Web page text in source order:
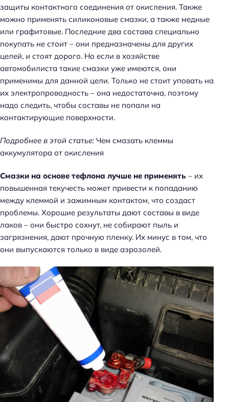
защиты контактного соединения от окисления. Также
можно применять силиконовые смазки, а также медные
или графитовые. Последние два состава специально
покупать не стоит – они предназначены для других
целей, и стоят дорого. Но если в хозяйстве
автомобилиста такие смазки уже имеются, они
применимы для данной цели. Только не стоит уповать на
их электропроводность – она недостаточна, поэтому
надо следить, чтобы составы не попали на
контактирующие поверхности.
Подробнее в этой статье: Чем смазать клеммы
аккумулятора от окисления
Смазки на основе тефлона лучше не применять – их
повышенная текучесть может привести к попаданию
между клеммой и зажимным контактом, что создаст
проблемы. Хорошие результаты дают составы в виде
лаков – они быстро сохнут, не собирают пыль и
загрязнения, дают прочную пленку. Их минус в том, что
они выпускаются только в виде аэрозолей.